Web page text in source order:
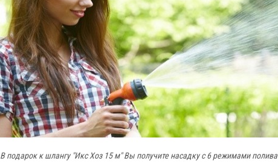
В подарок к шлангу "Икс Хоз 15 м" Вы получите насадку с 6 режимами полива